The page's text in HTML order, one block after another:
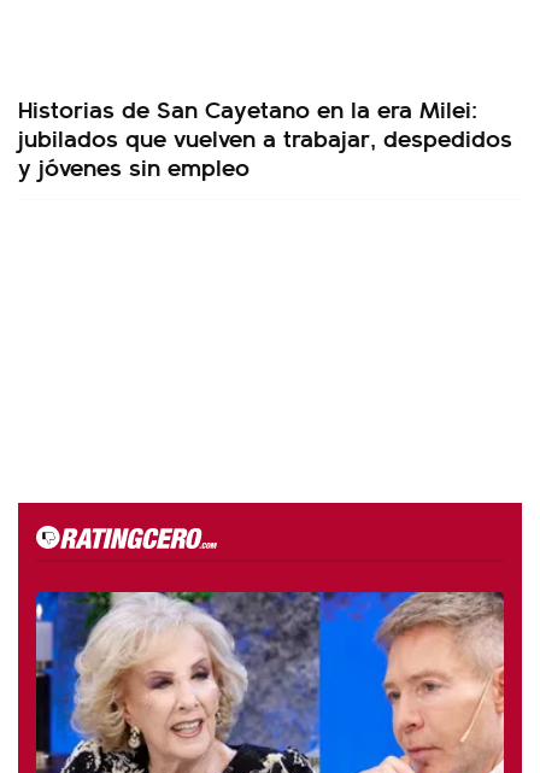
Historias de San Cayetano en la era Milei:
jubilados que vuelven a trabajar, despedidos
y jóvenes sin empleo